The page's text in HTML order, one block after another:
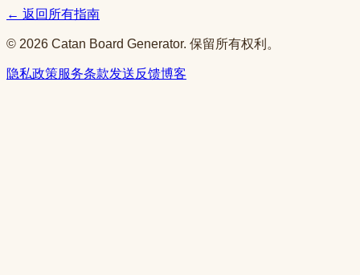
← 返回所有指南
© 2026 Catan Board Generator. 保留所有权利。
隐私政策服务条款发送反馈博客